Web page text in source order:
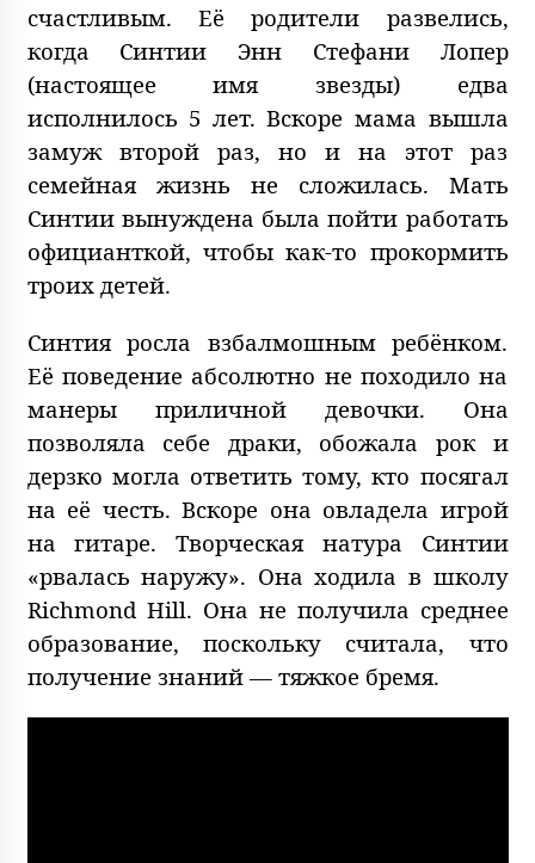
счастливым. Её родители развелись,
когда Синтии Энн Стефани Лопер
(настоящее имя звезды) едва
исполнилось 5 лет. Вскоре мама вышла
замуж второй раз, но и на этот раз
семейная жизнь не сложилась. Мать
Синтии вынуждена была пойти работать
официанткой, чтобы как-то прокормить
троих детей.
Синтия росла взбалмошным ребёнком.
Её поведение абсолютно не походило на
манеры приличной девочки. Она
позволяла себе драки, обожала рок и
дерзко могла ответить тому, кто посягал
на её честь. Вскоре она овладела игрой
на гитаре. Творческая натура Синтии
«рвалась наружу». Она ходила в школу
Richmond Hill. Она не получила среднее
образование, поскольку считала, что
получение знаний — тяжкое бремя.